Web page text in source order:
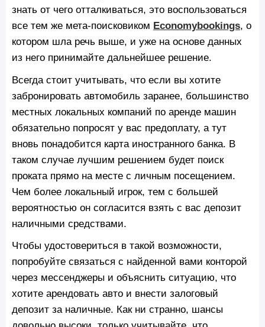
знать от чего отталкиваться, это воспользоваться
все тем же мета-поисковиком Economybookings, о
котором шла речь выше, и уже на основе данных
из него принимайте дальнейшее решение.
Всегда стоит учитывать, что если вы хотите
забронировать автомобиль заранее, большинство
местных локальных компаний по аренде машин
обязательно попросят у вас предоплату, а тут
вновь понадобится карта иностранного банка. В
таком случае лучшим решением будет поиск
проката прямо на месте с личным посещением.
Чем более локальный игрок, тем с большей
вероятностью он согласится взять с вас депозит
наличными средствами.
Чтобы удостовериться в такой возможности,
попробуйте связаться с найденной вами конторой
через мессенджеры и объяснить ситуацию, что
хотите арендовать авто и внести залоговый
депозит за наличные. Как ни странно, шансы